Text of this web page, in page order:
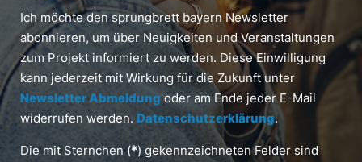
Ich möchte den sprungbrett bayern Newsletter
abonnieren, um über Neuigkeiten und Veranstaltungen
zum Projekt informiert zu werden. Diese Einwilligung
kann jederzeit mit Wirkung für die Zukunft unter
Newsletter Abmeldung oder am Ende jeder E-Mail
widerrufen werden. Datenschutzerklärung.
Die mit Sternchen (*) gekennzeichneten Felder sind